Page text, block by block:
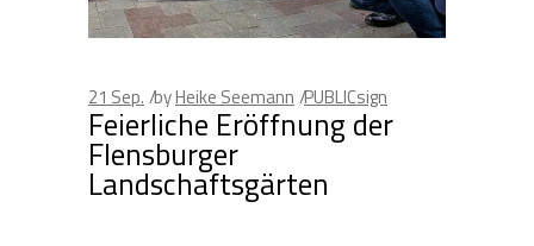
21 Sep. byHeike Seemann PUBLICsign
Feierliche Eröffnung der
Flensburger
Landschaftsgärten